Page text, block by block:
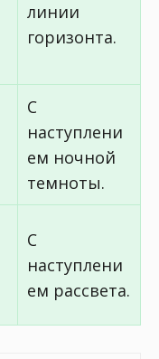
линии
горизонта.
С
наступлени
ем ночной
темноты.
С
наступлени
ем рассвета.